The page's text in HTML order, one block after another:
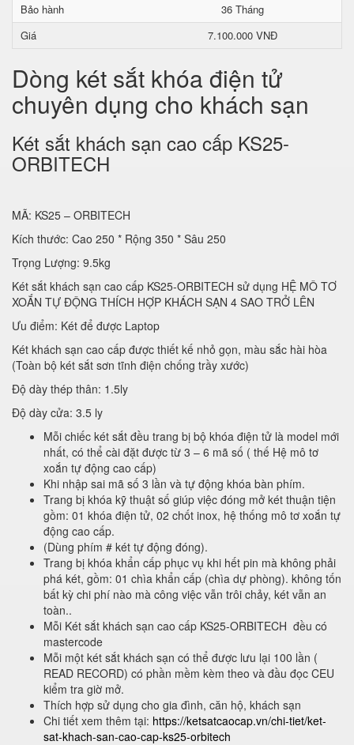
Bảo hành
36 Tháng
Giá
7.100.000 VNĐ
Dòng két sắt khóa điện tử
chuyên dụng cho khách sạn
Két sắt khách sạn cao cấp KS25-
ORBITECH
MÃ: KS25 – ORBITECH
Kích thước: Cao 250 * Rộng 350 * Sâu 250
Trọng Lượng: 9.5kg
Két sắt khách sạn cao cấp KS25-ORBITECH sử dụng HỆ MÔ TƠ
XOẮN TỰ ĐỘNG THÍCH HỢP KHÁCH SẠN 4 SAO TRỞ LÊN
Ưu điểm: Két để được Laptop
Két khách sạn cao cấp được thiết kế nhỏ gọn, màu sắc hài hòa
(Toàn bộ két sắt sơn tĩnh điện chống trầy xước)
Độ dày thép thân: 1.5ly
Độ dày cửa: 3.5 ly
Mỗi chiếc két sắt đều trang bị bộ khóa điện tử là model mới
nhất, có thể cài đặt được từ 3 – 6 mã số ( thế Hệ mô tơ
xoắn tự động cao cấp)
Khi nhập sai mã số 3 lần và tự động khóa bàn phím.
Trang bị khóa kỹ thuật số giúp việc đóng mở két thuận tiện
gồm: 01 khóa điện tử, 02 chốt inox, hệ thống mô tơ xoắn tự
động cao cấp.
(Dùng phím # két tự động đóng).
Trang bị khóa khẩn cấp phục vụ khi hết pin mà không phải
phá két, gồm: 01 chìa khẩn cấp (chìa dự phòng). không tốn
bất kỳ chi phí nào mà công việc vẫn trôi chảy, két vẫn an
toàn..
Mỗi Két sắt khách sạn cao cấp KS25-ORBITECH đều có
mastercode
Mỗi một két sắt khách sạn có thể được lưu lại 100 lần (
READ RECORD) có phần mềm kèm theo và đầu đọc CEU
kiểm tra giờ mở.
Thích hợp sử dụng cho gia đình, căn hộ, khách sạn
Chi tiết xem thêm tại: https://ketsatcaocap.vn/chi-tiet/ket-
sat-khach-san-cao-cap-ks25-orbitech